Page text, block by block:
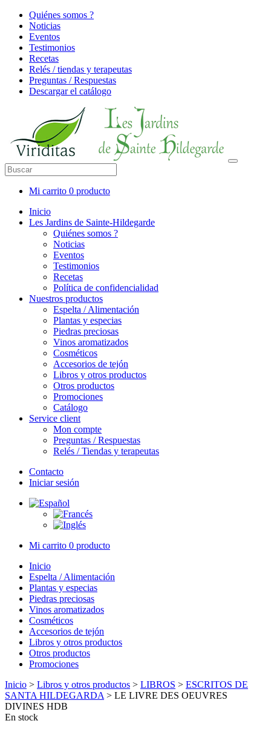
Quiénes somos ?
Noticias
Eventos
Testimonios
Recetas
Relés / tiendas y terapeutas
Preguntas / Respuestas
Descargar el catálogo
Mi carrito 0 producto
Inicio
Les Jardins de Sainte-Hildegarde
Quiénes somos ?
Noticias
Eventos
Testimonios
Recetas
Política de confidencialidad
Nuestros productos
Espelta / Alimentación
Plantas y especias
Piedras preciosas
Vinos aromatizados
Cosméticos
Accesorios de tejón
Libros y otros productos
Otros productos
Promociones
Catálogo
Service client
Mon compte
Preguntas / Respuestas
Relés / Tiendas y terapeutas
Contacto
Iniciar sesión
Mi carrito 0 producto
Inicio
Espelta / Alimentación
Plantas y especias
Piedras preciosas
Vinos aromatizados
Cosméticos
Accesorios de tejón
Libros y otros productos
Otros productos
Promociones
Inicio > Libros y otros productos > LIBROS > ESCRITOS DE
SANTA HILDEGARDA > LE LIVRE DES OEUVRES
DIVINES HDB
En stock